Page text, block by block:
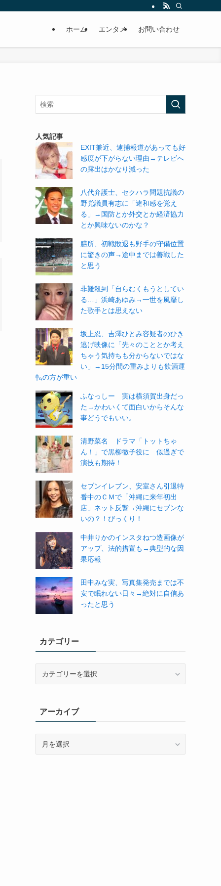
ホーム エンタメ お問い合わせ
人気記事
EXIT兼近、逮捕報道があっても好
感度が下がらない理由→テレビへ
の露出はかなり減った
八代弁護士、セクハラ問題抗議の
野党議員有志に「違和感を覚え
る」→国防とか外交とか経済協力
とか興味ないのかな？
膳所、初戦敗退も野手の守備位置
に驚きの声→途中までは善戦した
と思う
非難殺到「自らむくもうとしてい
る…」浜崎あゆみ→一世を風靡し
た歌手とは思えない
坂上忍、吉澤ひとみ容疑者のひき
逃げ映像に「先々のこととか考え
ちゃう気持ちも分からないではな
い」→15分間の重みよりも飲酒運
転の方が重い
ふなっしー 実は横須賀出身だっ
た→かわいくて面白いからそんな
事どうでもいい。
清野菜名 ドラマ「トットちゃ
ん！」で黒柳徹子役に 似過ぎで
演技も期待！
セブンイレブン、安室さん引退特
番中のＣＭで「沖縄に来年初出
店」ネット反響→沖縄にセブンな
いの？！びっくり！
中井りかのインスタねつ造画像が
アップ、法的措置も→典型的な因
果応報
田中みな実、写真集発売までは不
安で眠れない日々→絶対に自信あ
ったと思う
カテゴリー
ーアーカイブ